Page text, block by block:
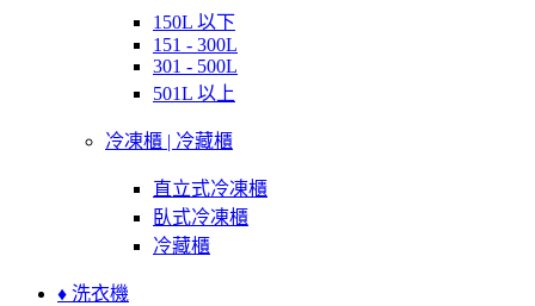
150L 以下
151 - 300L
301 - 500L
501L 以上
冷凍櫃 | 冷藏櫃
直立式冷凍櫃
臥式冷凍櫃
冷藏櫃
♦ 洗衣機